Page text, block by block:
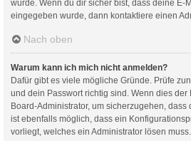
wurde. Wenn du dir sicher bist, dass deine E-
eingegeben wurde, dann kontaktiere einen
Nach oben
Warum kann ich mich nicht anmelden?
Dafür gibt es viele mögliche Gründe. Prüfe
und dein Passwort richtig sind. Wenn dies
Board-Administrator, um sicherzugehen, dass
ist ebenfalls möglich, dass ein
vorliegt, welches ein Administrator lösen muss.